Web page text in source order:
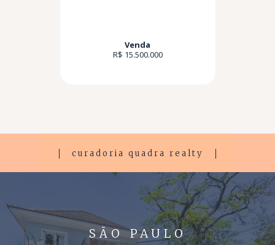
Venda
R$ 15.500.000
curadoria quadra realty
SÃO PAULO